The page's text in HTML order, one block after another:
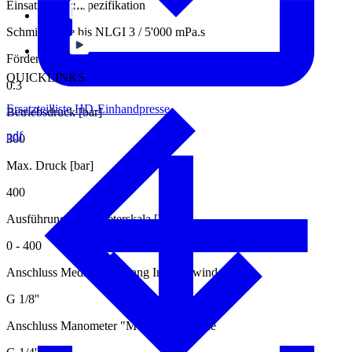
Einsatzmediumspezifikation
Schmierstoffe bis NLGI 3 / 5'000 mPa.s
Fördermenge pro Hub [cm3]
0.3
Betriebsdruck [bar]
300
Max. Druck [bar]
400
Ausführung Manometerskala [bar]
0 - 400
Anschluss Medium Ausgang Innengewinde
G 1/8''
Anschluss Manometer "M" Innengewinde
Ersatzteilliste HD-Einhandpresse
pdf
QUICKLINKS